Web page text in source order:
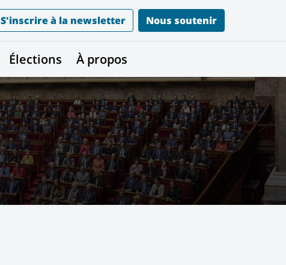
S'inscrire à la newsletter Nous soutenir
Élections À propos